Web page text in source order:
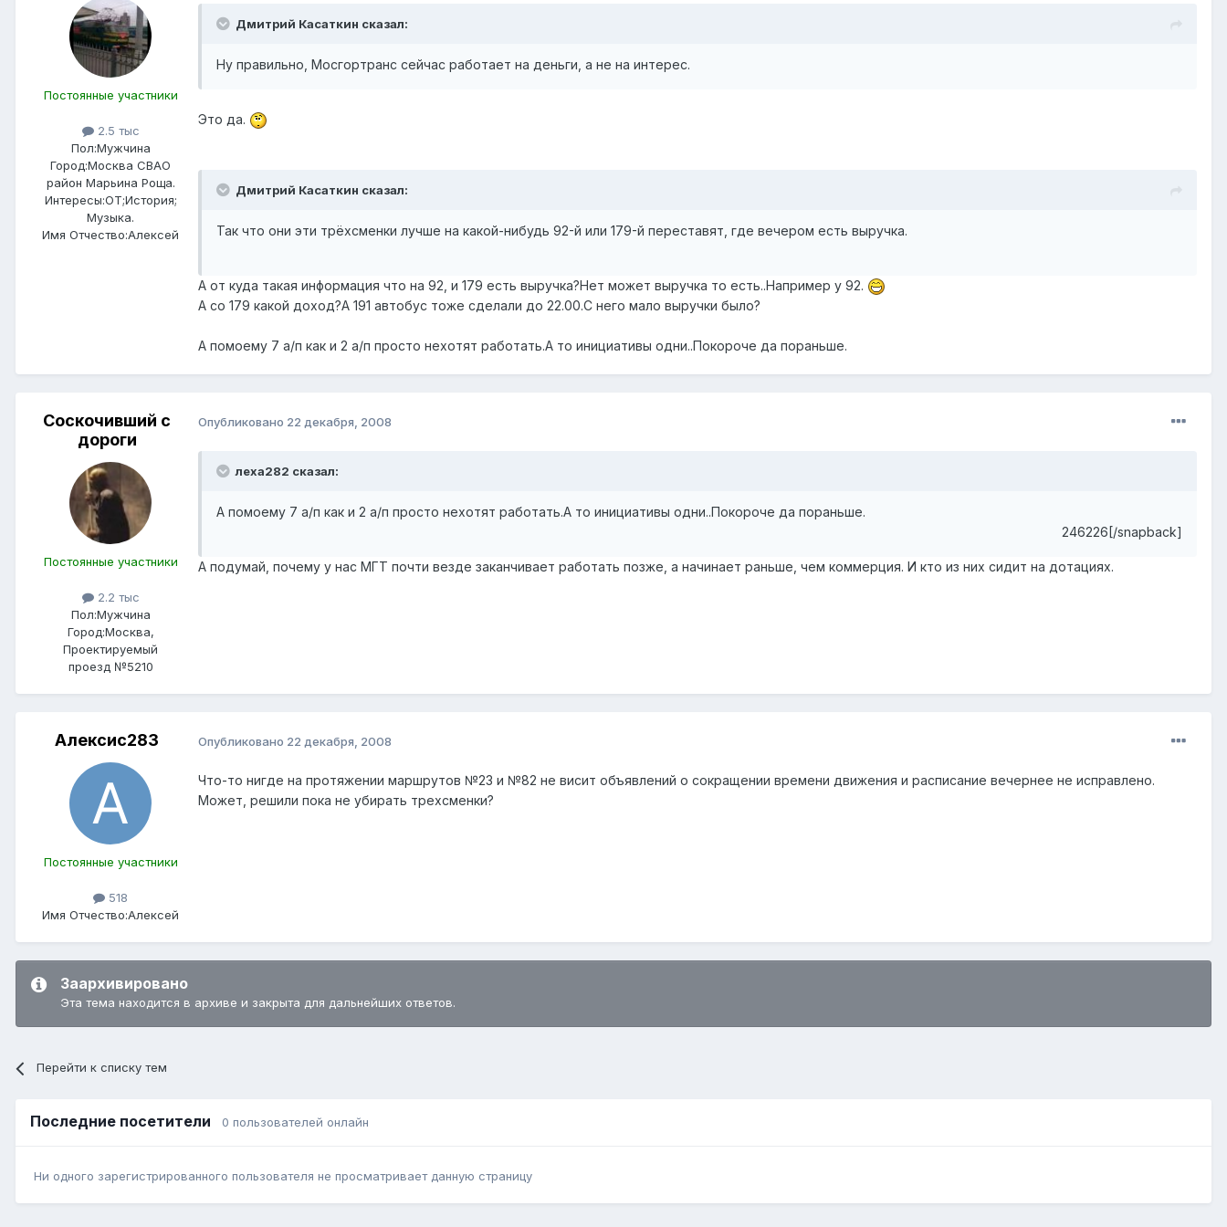
Постоянные участники
2.5 тыс
Пол:Мужчина
Город:Москва СВАО
район Марьина Роща.
Интересы:ОТ;История;
Музыка.
Имя Отчество:Алексей
Дмитрий Касаткин сказал:
Ну правильно, Мосгортранс сейчас работает на деньги, а не на интерес.
Это да.
Дмитрий Касаткин сказал:
Так что они эти трёхсменки лучше на какой-нибудь 92-й или 179-й переставят, где вечером есть выручка.
А от куда такая информация что на 92, и 179 есть выручка?Нет может выручка то есть..Например у 92.
А со 179 какой доход?А 191 автобус тоже сделали до 22.00.С него мало выручки было?
А помоему 7 а/п как и 2 а/п просто нехотят работать.А то инициативы одни..Покороче да пораньше.
Соскочивший с
дороги
Постоянные участники
2.2 тыс
Пол:Мужчина
Город:Москва,
Проектируемый
проезд №5210
Опубликовано 22 декабря, 2008
леха282 сказал:
А помоему 7 а/п как и 2 а/п просто нехотят работать.А то инициативы одни..Покороче да пораньше.
246226[/snapback]
А подумай, почему у нас МГТ почти везде заканчивает работать позже, а начинает раньше, чем коммерция. И кто из них сидит на дотациях.
Алексис283
Постоянные участники
518
Имя Отчество:Алексей
Опубликовано 22 декабря, 2008
Что-то нигде на протяжении маршрутов №23 и №82 не висит объявлений о сокращении времени движения и расписание вечернее не исправлено.
Может, решили пока не убирать трехсменки?
Заархивировано
Эта тема находится в архиве и закрыта для дальнейших ответов.
Перейти к списку тем
Последние посетители 0 пользователей онлайн
Ни одного зарегистрированного пользователя не просматривает данную страницу